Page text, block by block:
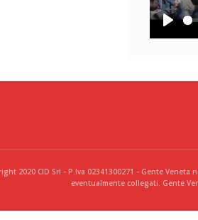
2020 CID Srl - P.Iva 02341300271 - Gente
eventualmente collegati. Gente